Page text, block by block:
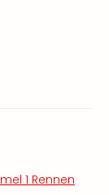
1 Rennen